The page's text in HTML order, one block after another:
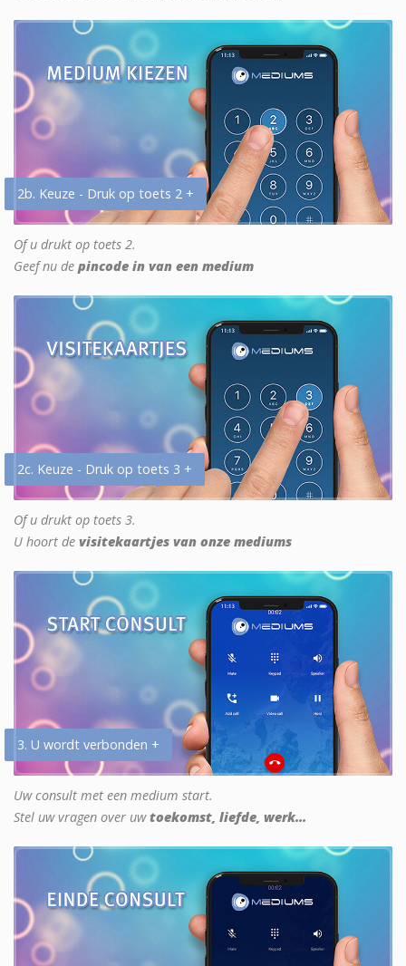
2b. Keuze - Druk op toets 2 +
Of u drukt op toets 2.
Geef nu de pincode in van een medium
2c. Keuze - Druk op toets 3 +
Of u drukt op toets 3.
U hoort de visitekaartjes van onze mediums
3. U wordt verbonden +
Uw consult met een medium start.
Stel uw vragen over uwtoekomst, liefde, werk...